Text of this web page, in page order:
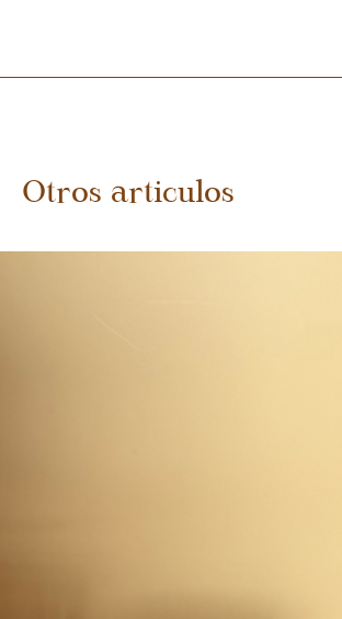
deje al alcance de los niños, no se utilice en
Otros articulos